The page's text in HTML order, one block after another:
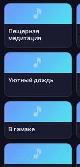
🎵
Пещерная
медитация
🎵
Уютный дождь
🎵
В гамаке
🎵